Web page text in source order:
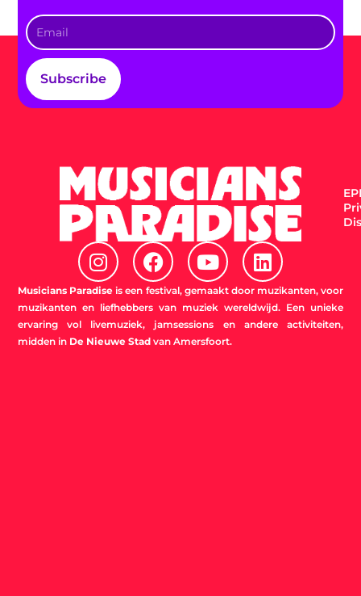
Subscribe
I
n
s
t
a
g
F
a
c
e
b
o
Y
o
u
t
u
b
L
i
n
k
e
Musicians Paradise is een festival, gemaakt door muzikanten, voor
muzikanten en liefhebbers van muziek wereldwijd. Een unieke
ervaring vol livemuziek, jamsessions en andere activiteiten,
midden in De Nieuwe Stadvan Amersfoort.